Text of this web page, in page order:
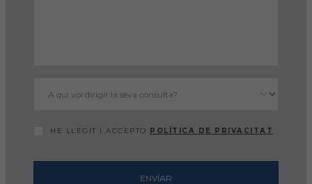
Revista Col·legial
HE LLEGIT I ACCEPTO POLÍTICA DE PRIVACITAT
ENVÍAR